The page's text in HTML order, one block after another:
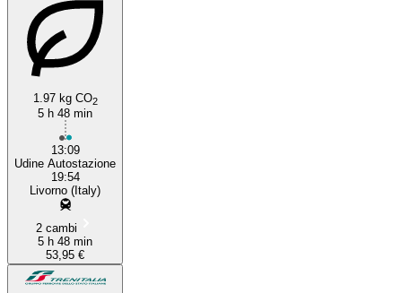
1.97 kg CO2
5 h 48 min
13:09
Udine Autostazione
19:54
Livorno (Italy)
2 cambi
5 h 48 min
53,95 €